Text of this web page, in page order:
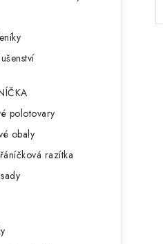
polotovary
obaly
razítka